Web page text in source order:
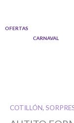
contenido
OFERTAS
CARNAVAL
COTILLÓN,